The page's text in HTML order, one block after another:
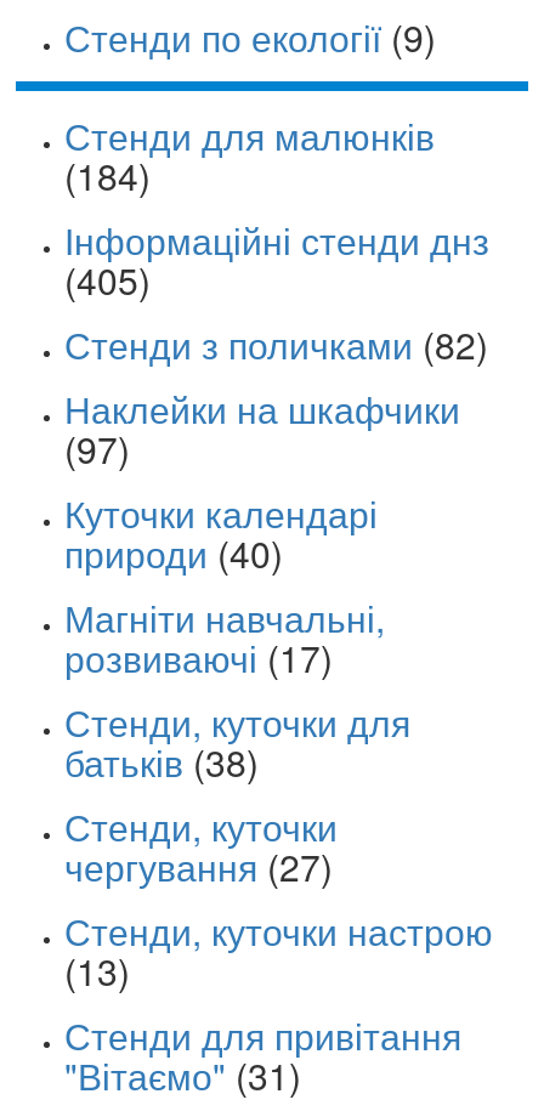
Стенди по екології (9)
Стенди для малюнків
(184)
Інформаційні стенди днз
(405)
Стенди з поличками (82)
Наклейки на шкафчики
(97)
Куточки календарі
природи (40)
Магніти навчальні,
розвиваючі (17)
Стенди, куточки для
батьків (38)
Стенди, куточки
чергування (27)
Стенди, куточки настрою
(13)
Стенди для привітання
"Вітаємо" (31)